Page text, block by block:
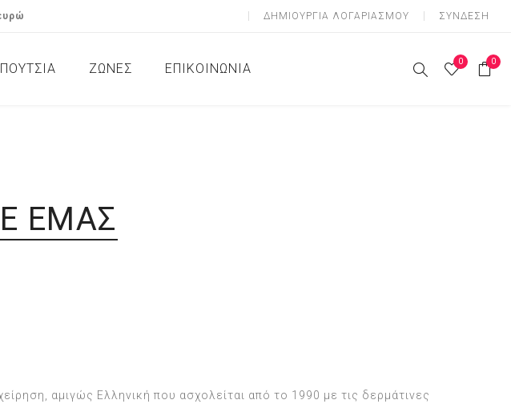
ΔΗΜΙOΥΡΓΊΑ ΛΟΓΑΡΙΑΣΜΟΎ ΣΎΝΔΕΣΗ
ΖΩΝΕΣ ΕΠΙΚΟΙΝΩΝΊΑ 0 0
ΕΜΆΣ
αμιγώς Ελληνική που ασχολείται από το 1990 με τις δερμάτινες